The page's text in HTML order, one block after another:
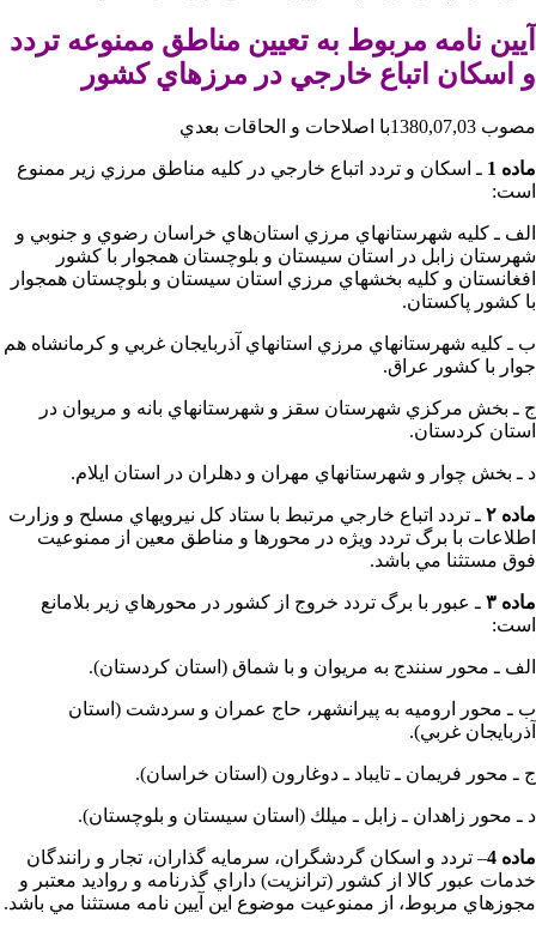
آيين نامه مربوط به تعيين مناطق ممنوعه تردد
و اسكان اتباع خارجي در مرزهاي كشور
مصوب 1380,07,03با اصلاحات و الحاقات بعدي
ماده 1
ـ اسكان و تردد اتباع خارجي در كليه مناطق مرزي زير ممنوع
است:
الف ‌ـ‌ كليه شهرستانهاي مرزي استان‌هاي خراسان رضوي و جنوبي و
شهرستان زابل در استان سيستان و بلوچستان همجوار با كشور
افغانستان و كليه بخشهاي مرزي استان سيستان و بلوچستان همجوار
با كشور پاكستان.
ب ـ كليه شهرستانهاي مرزي استانهاي آذربايجان غربي و كرمانشاه هم
جوار با كشور عراق.
ج ـ بخش مركزي شهرستان سقز و شهرستانهاي بانه و مريوان در
استان كردستان.
د ـ بخش چوار و شهرستانهاي مهران و دهلران در استان ايلام.
ماده ۲
ـ تردد اتباع خارجي مرتبط با ستاد كل نيرويهاي مسلح و وزارت
اطلاعات با برگ تردد ويژه در محورها و مناطق معين از ممنوعيت
فوق مستثنا مي باشد.
ماده ۳
ـ عبور با برگ تردد خروج از كشور در محورهاي زير بلامانع
است:
الف ـ محور سنندج به مريوان و با شماق (استان كردستان).
ب ـ محور اروميه به پيرانشهر، حاج عمران و سردشت (استان
آذربايجان غربي).
ج ـ محور فريمان ـ تايباد ـ دوغارون (استان خراسان).
د ـ محور زاهدان ـ زابل ـ ميلك (استان سيستان و بلوچستان).
ماده 4
– تردد و اسكان گردشگران، سرمايه گذاران، تجار و رانندگان
خدمات عبور كالا از كشور (ترانزيت) داراي گذرنامه و رواديد معتبر و
مجوزهاي مربوط، از ممنوعيت موضوع اين آيين نامه مستثنا مي باشد.